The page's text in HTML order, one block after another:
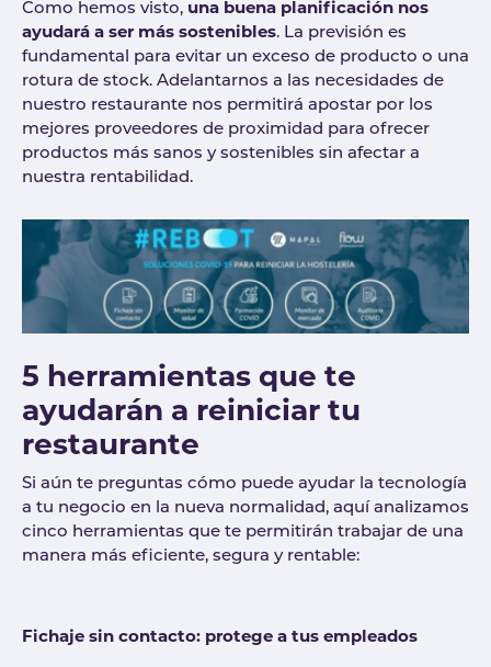
Como hemos visto, una buena planificación nos
ayudará a ser más sostenibles. La previsión es
fundamental para evitar un exceso de producto o una
rotura de stock. Adelantarnos a las necesidades de
nuestro restaurante nos permitirá apostar por los
mejores proveedores de proximidad para ofrecer
productos más sanos y sostenibles sin afectar a
nuestra rentabilidad.
5 herramientas que te
ayudarán a reiniciar tu
restaurante
Si aún te preguntas cómo puede ayudar la tecnología
a tu negocio en la nueva normalidad, aquí analizamos
cinco herramientas que te permitirán trabajar de una
manera más eficiente, segura y rentable:
Fichaje sin contacto: protege a tus empleados